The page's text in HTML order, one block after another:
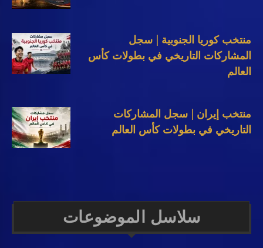
منتخب كوريا الجنوبية | سجل
المشاركات التاريخي في بطولات كأس
العالم
منتخب إيران | سجل المشاركات
التاريخي في بطولات كأس العالم
سلاسل الموضوعات